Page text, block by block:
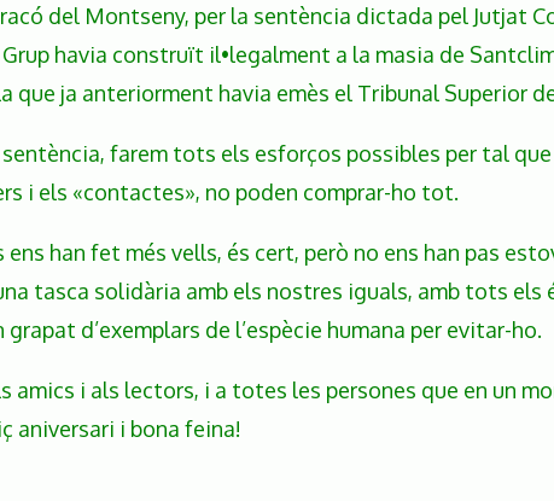
del Montseny, per la sentència dictada pel Jutjat
havia construït il•legalment a la masia de
que ja anteriorment havia emès el Tribunal Superior
farem tots els esforços possibles per tal que
i els «contactes», no poden comprar-ho tot.
han fet més vells, és cert, però no ens han pas
tasca solidària amb els nostres iguals, amb tots els
d’exemplars de l’espècie humana per evitar-ho.
i als lectors, i a totes les persones que en un
aniversari i bona feina!